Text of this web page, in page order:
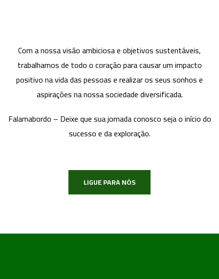
Com a nossa visão ambiciosa e objetivos sustentáveis,
trabalhamos de todo o coração para causar um impacto
positivo na vida das pessoas e realizar os seus sonhos e
aspirações na nossa sociedade diversificada.
Falamabordo – Deixe que sua jornada conosco seja o início do
sucesso e da exploração.
LIGUE PARA NÓS